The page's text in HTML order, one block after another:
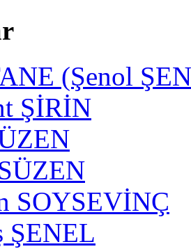
(Şenol
ŞİRİN
SOYSEVİNÇ
ŞENEL